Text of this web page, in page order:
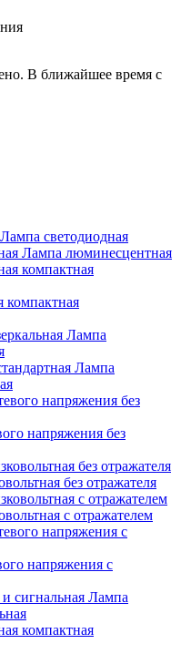
В ближайшее время с
Лампа светодиодная
Лампа люминесцентная
Лампа
Лампа
напряжения без
без отражателя
с отражателем
напряжения с
Лампа